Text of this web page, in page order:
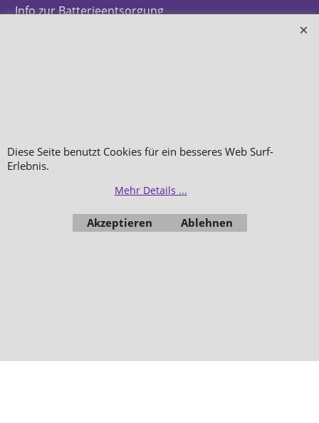
Info zur Batterieentsorgung
Diese Seite benutzt Cookies für ein besseres Web Surf-
Erlebnis.
Mehr Details ...
Akzeptieren Ablehnen